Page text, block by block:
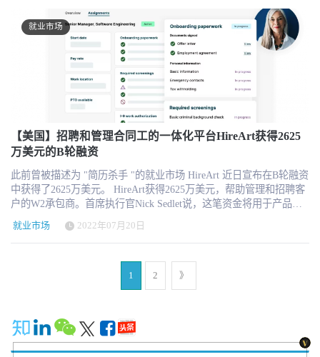
的灵感、激情、毅力与努力推动。
有信息整合在一起。这意味着候选人的筛选标准、邮件和招聘经理
的反馈都会被储存在项目中，使AI助手能够了解整个招聘过程的体
验。招聘人员非常了解这个挑战：每次招聘和每位招聘经理都不一
样，每个项目都有独特的、有时是与职位描述无关的新要求。 其他
AI助手将不得不注意这一点 LinkedIn不是第一个进入这个领域的公
司，但其行业信誉将加速这一市场的发展。当前招聘自动化的领导
者Paradox已经自动化了高容量招聘近十年，并推出了一款不仅帮助
招聘人员还支持求职者的AI助手。它虽然不专注于像LinkedIn那样的
候选人搜索，但却自动化了流程的其他部分（如候选人询问、面试
安排、评估、入职等）。 这确实非常有效：本周Chipotle宣布，
Paradox的解决方案将招聘时间缩短了75%，这已成为该公司增长战
略的核心部分。 LinkedIn招聘助手也获得了类似的赞誉。 Toyota
Material Handling Europe的高级招聘专家Victoria Östryd Söderlind表
通过AI辅助搜索，获取结果大约只需30秒。节省的时间非常可观。
通过这种方式做事情更加方便快捷。” Octopus Energy的招聘负责人
多、更好，在所有活动中成长得更快。关键在于让我们的时间花在
对HR的价值，但对候选人而言，AI的价值可能更大。公司发现，AI
辅助的招聘信息获取率提高了44%，求职者接受的速度也加快了
经验和资格。这让求职者，尤其是那些转行的人，求职变得更加困
难。 顶尖人才正在流失。令人惊讶的是，鉴于目前的招聘环境和整
体自愿离职率较低，75% 的行业报告称高潜力员工的离职率有所增
加。这意味着公司需要格外警惕，以留住明星员工。 有意义的工作
是不可商榷的。员工不只是在寻求薪水。他们希望感受到自己的工
作很重要。事实上，认为自己在做有意义的工作的员工比那些不这
样做的员工感觉更有成就感 37%，即使在员工认为“具有挑战性”的
工作量下也是如此。 内部流动是双赢的。在组织内部提供成长机会
不仅可以提高员工满意度，还可以帮助您保留宝贵的技能和知识。
令人惊讶的是，考虑到当前的招聘环境以及整体自愿离职率较低的
事实，75% 的行业报告高潜力员工的离职率有所增加。 企业领导者
能做什么？我们对报告进行了更深入的探讨，但总体而言，雇主应
该： 通过透明度重建信任。 雇主不仅要向员工提供明确的指导，还
需要解释提出要求背后的“原因”。例如，如果期望拥有高绩效文化，
则要对其进行衡量，并将数据提供给个人、团队和领导者——如果
所有人都在查看相同的信息，那么每个人都更容易朝着目标迈进。
工任职年限个性化员工体验。 改进员工体验以适应不断变化的员工
聘、发掘隐藏人才并促进内部流动。此外，组织可以使用人工智能
来改善工作流程，使管理人员更轻松地管理日程安排，并帮助员工
找到所需的信息 - 无论是总结长时间的对话还是快速找到薪酬和福
2021年，其使命是打造全球最值得信赖的招聘体验，成为新招聘经
济的创造平台。传统的市场平台直接将特定的人才库与雇主联系起
来，而Workfully则减少了中间环节（招聘人员），与之不同的是，
Workfully正在尝试一种截然不同的方法：它围绕招聘人员建立一个
平台，使他们能够独立发展、参与垂直人才库并从中获利。这意味
着，借助 Workfully 的技术，招聘人员将能够真正推出自己的数字招
聘机构，而无需为寻找客户、支付 LinkedIn 费用或在激烈的竞争环
境中独自开展营销而烦恼。 "我们相信，未来的招聘业务将更像内容
创作者：从Workfully这样的平台起步，建立受众群，然后在平台上
为受众盈利，"Workfully首席执行官兼联合创始人Valerio Rossi说。
因此，寻找高需求人才的公司将能够从庞大的专业人才库中选择相
过共享数据集、市场分析和国内专业知识，他们将能够更快、更高
效、更透明地进行招聘。 除此之外， Workfully 还是一个分散的招
聘和技能提升市场，允许企业在全球范围内招聘和提升从初级到最
专业的高管职位的人才。 "Workfully的首席运营官兼联合创始人
的高潜力求职者提供获得高薪职位所需的培训。 Workfully在2022年
实现了有机增长，与FreeNow、TravelPerk、黑莓、兰博基尼和埃森
哲等企业和风险投资支持的独角兽公司签订了重要协议，使他们能
Workfully 招聘了数百个关键的高级职位，其中包括约 100 名来自代
表性不足群体的应聘者，他们通过提高技能加入了知名科技公司。
就业市场
【美国】招聘和管理合同工的一体化平台HireArt获得2625
万美元的B轮融资
此前曾被描述为 "简历杀手 "的就业市场 HireArt 近日宣布在B轮融资
中获得了2625万美元。 HireArt获得2625万美元，帮助管理和招聘客
户的W2承包商。首席执行官Nick Sedlet说，这笔资金将用于产品开
成立于2012年，是一家 "评估公司"--这家初创公司为公司寻找和筛选
候选人，就像一家临时工中介。但联合创始人戴恩·刘易斯（Dain
Lewis）、埃莉奥诺拉·沙伊夫（Eleonora Sharef）和塞德莱特
（Sedlet）发现，HireArt的许多客户在雇用其员工时，将他们作为承
包商列入人事公司的工资单。 "这对我们来说是一个'阿哈'时刻--这里
益，"Sedlet在一次电子邮件采访中说，"所以在2017年，我们'重新创
立’了公司，并推出了我们目前的模式，在这个模式下，HireArt既代
表企业寻找工人，又代表企业雇用工人。" 在加入HireArt之前，
就业市场 2022年07月20日
1 2 》